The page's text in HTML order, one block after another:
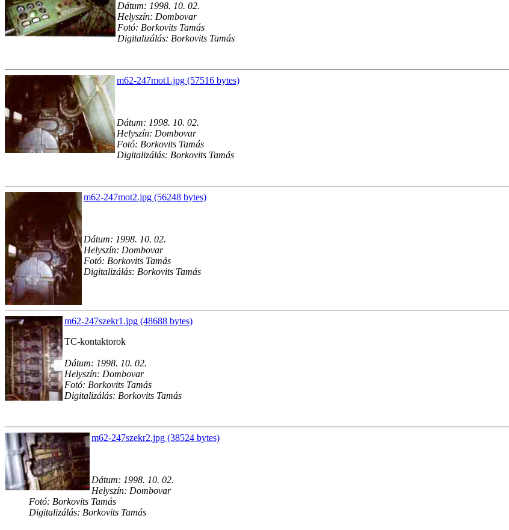
Dátum: 1998. 10. 02.
Helyszín: Dombovar
Fotó: Borkovits Tamás
Digitalizálás: Borkovits Tamás
m62-247mot1.jpg (57516 bytes)
Dátum: 1998. 10. 02.
Helyszín: Dombovar
Fotó: Borkovits Tamás
Digitalizálás: Borkovits Tamás
m62-247mot2.jpg (56248 bytes)
Dátum: 1998. 10. 02.
Helyszín: Dombovar
Fotó: Borkovits Tamás
Digitalizálás: Borkovits Tamás
m62-247szekr1.jpg (48688 bytes)
TC-kontaktorok
Dátum: 1998. 10. 02.
Helyszín: Dombovar
Fotó: Borkovits Tamás
Digitalizálás: Borkovits Tamás
m62-247szekr2.jpg (38524 bytes)
Dátum: 1998. 10. 02.
Helyszín: Dombovar
Fotó: Borkovits Tamás
Digitalizálás: Borkovits Tamás